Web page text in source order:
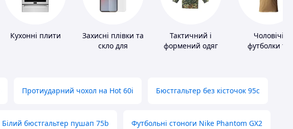
Кухонні плити
Захисні плівки та
скло для
Тактичний і
формений одяг
Чоловічі
футболки та
Протиударний чохол на Hot 60i Бюстгальтер без кісточок 95с
Білий бюстгальтер пушап 75b Футбольні стоноги Nike Phantom GX2